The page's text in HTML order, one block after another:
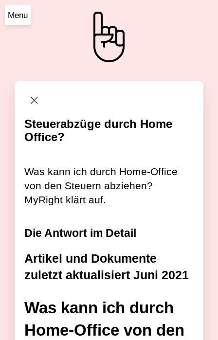
Menu
Steuerabzüge durch Home
Office?
Was kann ich durch Home-Office
von den Steuern abziehen?
MyRight klärt auf.
Die Antwort im Detail
Artikel und Dokumente
zuletzt aktualisiert Juni 2021
Was kann ich durch
Home-Office von den